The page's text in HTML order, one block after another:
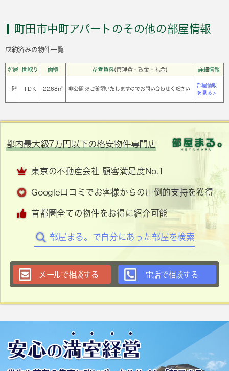
町田市中町アパートのその他の部屋情報
成約済みの物件一覧
階層 間取り 面積 参考賃料(管理費・敷金・礼金) 詳細情報
1階 1ＤＫ 22.68㎡ 非公開 ※ご確認いたしますのでお問い合わせください
部屋情報
を見る >
都内最大級7万円以下の格安物件専門店
東京の不動産会社 顧客満足度No.1
Google口コミでお客様からの圧倒的支持を獲得
首都圏全ての物件をお得に紹介可能
部屋まる。で自分にあった部屋を検索
メールで相談する 電話で相談する